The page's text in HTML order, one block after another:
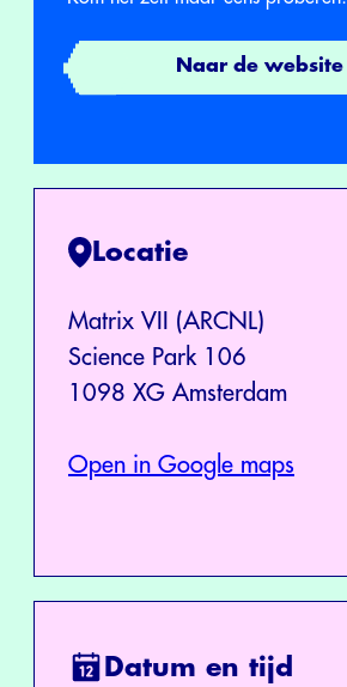
Naar de website
Locatie
Matrix VII (ARCNL)
Science Park 106
1098 XG Amsterdam
Open in Google maps
Datum en tijd